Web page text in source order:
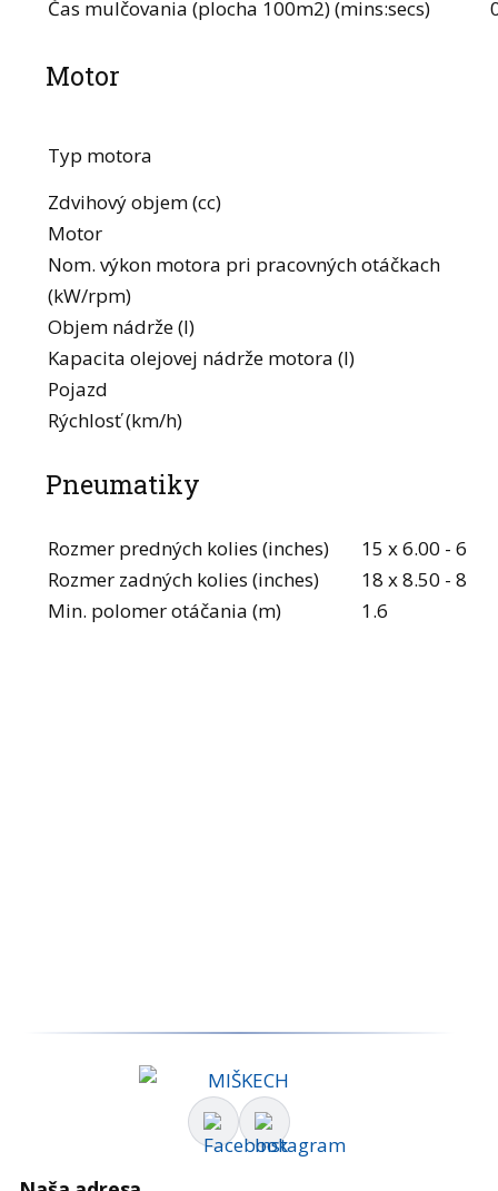
Čas mulčovania (plocha 100m2) (mins:secs)
Motor
Typ motora
Zdvihový objem (cc)
Motor
Nom. výkon motora pri pracovných otáčkach
(kW/rpm)
Objem nádrže (l)
Kapacita olejovej nádrže motora (l)
Pojazd
Rýchlosť (km/h)
Pneumatiky
Rozmer predných kolies (inches)
15 x 6.00 - 6
Rozmer zadných kolies (inches)
18 x 8.50 - 8
Min. polomer otáčania (m)
1.6